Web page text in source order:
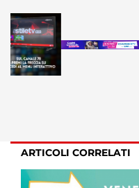
ARTICOLI CORRELATI